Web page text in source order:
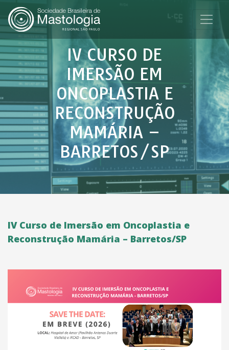
IV CURSO DE
IMERSÃO EM
ONCOPLASTIA E
RECONSTRUÇÃO
MAMÁRIA –
BARRETOS/SP
IV Curso de Imersão em Oncoplastia e
Reconstrução Mamária – Barretos/SP